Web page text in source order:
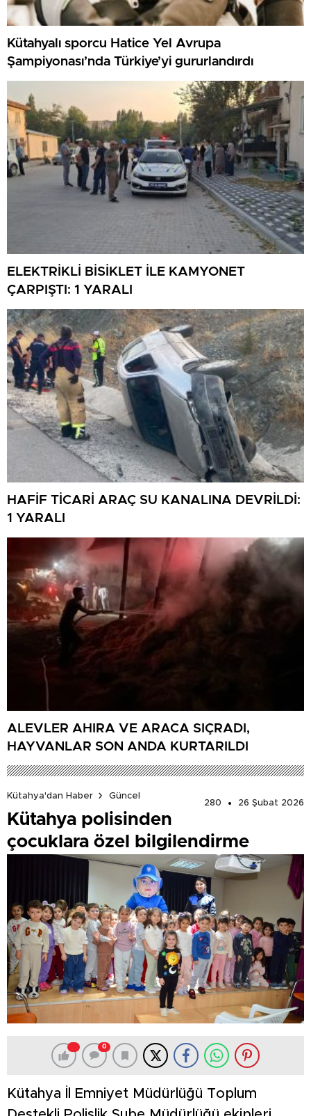
Kütahyalı sporcu Hatice Yel Avrupa
Şampiyonası’nda Türkiye’yi gururlandırdı
ELEKTRİKLİ BİSİKLET İLE KAMYONET
ÇARPIŞTI: 1 YARALI
HAFİF TİCARİ ARAÇ SU KANALINA DEVRİLDİ:
1 YARALI
ALEVLER AHIRA VE ARACA SIÇRADI,
HAYVANLAR SON ANDA KURTARILDI
Kütahya'dan Haber
Güncel
280
26 Şubat 2026
Kütahya polisinden
çocuklara özel bilgilendirme
0
Kütahya İl Emniyet Müdürlüğü Toplum